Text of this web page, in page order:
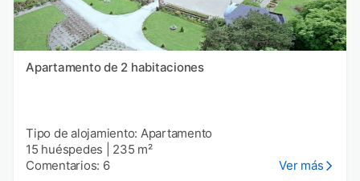
Apartamento de 2 habitaciones
Tipo de alojamiento: Apartamento
15 huéspedes
235 m²
Comentarios: 6
Ver más